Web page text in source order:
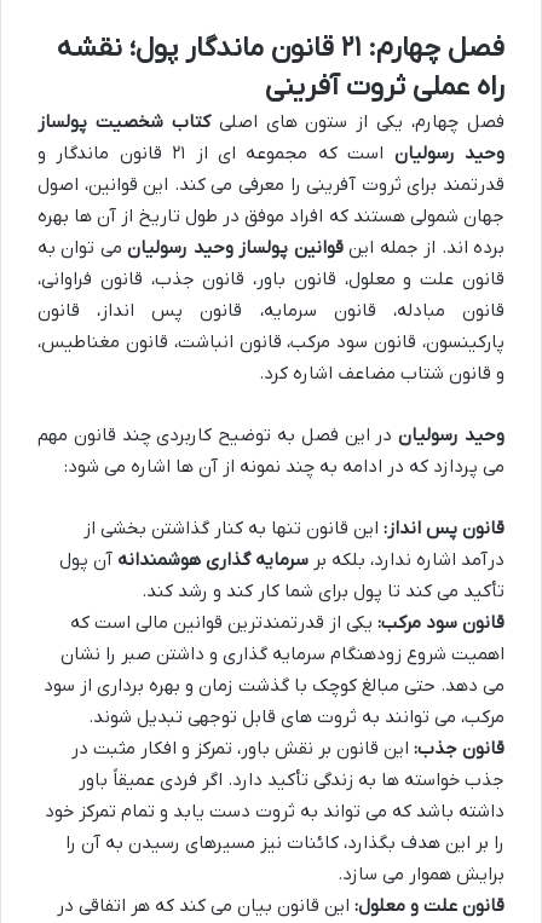
فصل چهارم: ۲۱ قانون ماندگار پول؛ نقشه
راه عملی ثروت آفرینی
فصل چهارم، یکی از ستون های اصلیکتاب شخصیت پولساز
وحید رسولیان
است که مجموعه ای از ۲۱ قانون ماندگار و
قدرتمند برای ثروت آفرینی را معرفی می کند. این قوانین، اصول
جهان شمولی هستند که افراد موفق در طول تاریخ از آن ها بهره
برده اند. از جمله اینقوانین پولساز وحید رسولیانمی توان به
قانون علت و معلول، قانون باور، قانون جذب، قانون فراوانی،
قانون مبادله، قانون سرمایه، قانون پس انداز، قانون
پارکینسون، قانون سود مرکب، قانون انباشت، قانون مغناطیس،
و قانون شتاب مضاعف اشاره کرد.
وحید رسولیاندر این فصل به توضیح کاربردی چند قانون مهم
می پردازد که در ادامه به چند نمونه از آن ها اشاره می شود:
قانون پس انداز: این قانون تنها به کنار گذاشتن بخشی از
درآمد اشاره ندارد، بلکه بر سرمایه گذاری هوشمندانه آن پول
تأکید می کند تا پول برای شما کار کند و رشد کند.
قانون سود مرکب: یکی از قدرتمندترین قوانین مالی است که
اهمیت شروع زودهنگام سرمایه گذاری و داشتن صبر را نشان
می دهد. حتی مبالغ کوچک با گذشت زمان و بهره برداری از سود
مرکب، می توانند به ثروت های قابل توجهی تبدیل شوند.
قانون جذب: این قانون بر نقش باور، تمرکز و افکار مثبت در
جذب خواسته ها به زندگی تأکید دارد. اگر فردی عمیقاً باور
داشته باشد که می تواند به ثروت دست یابد و تمام تمرکز خود
را بر این هدف بگذارد، کائنات نیز مسیرهای رسیدن به آن را
برایش هموار می سازد.
قانون علت و معلول: این قانون بیان می کند که هر اتفاقی در